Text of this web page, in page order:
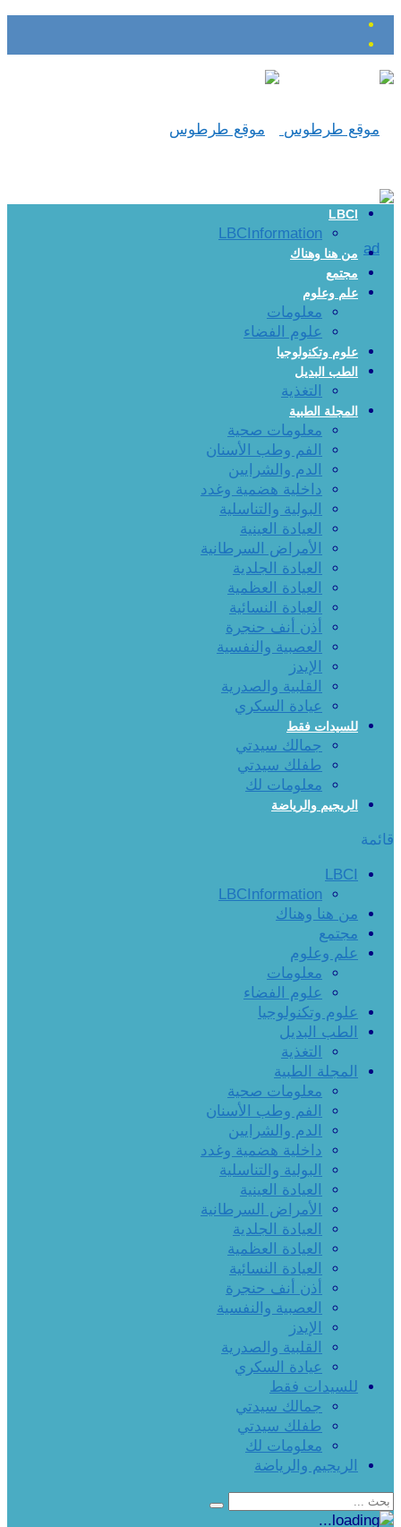
LBCI
LBCInformation
من هنا وهناك
مجتمع
علم وعلوم
معلومات
علوم الفضاء
علوم وتكنولوجيا
الطب البديل
التغذية
المجلة الطبية
معلومات صحية
الفم وطب الأسنان
الدم والشرايين
داخلية هضمية وغدد
البولية والتناسلية
العيادة العينية
الأمراض السرطانية
العيادة الجلدية
العيادة العظمية
العيادة النسائية
أذن أنف حنجرة
العصبية والنفسية
الإيدز
القلبية والصدرية
عيادة السكري
للسيدات فقط
جمالك سيدتي
طفلك سيدتي
معلومات لك
الريجيم والرياضة
قائمة
LBCI
LBCInformation
من هنا وهناك
مجتمع
علم وعلوم
معلومات
علوم الفضاء
علوم وتكنولوجيا
الطب البديل
التغذية
المجلة الطبية
معلومات صحية
الفم وطب الأسنان
الدم والشرايين
داخلية هضمية وغدد
البولية والتناسلية
العيادة العينية
الأمراض السرطانية
العيادة الجلدية
العيادة العظمية
العيادة النسائية
أذن أنف حنجرة
العصبية والنفسية
الإيدز
القلبية والصدرية
عيادة السكري
للسيدات فقط
جمالك سيدتي
طفلك سيدتي
معلومات لك
الريجيم والرياضة